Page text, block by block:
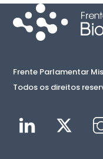
Frente Parlamentar
Todos os direitos
Linkedin